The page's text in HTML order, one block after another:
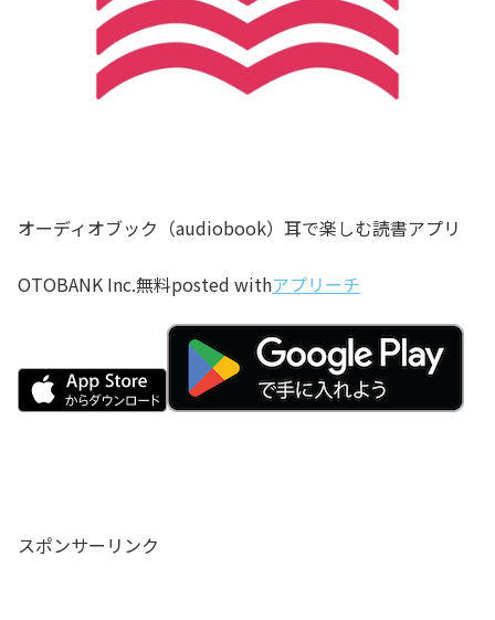
オーディオブック（audiobook）耳で楽しむ読書アプリ
OTOBANK Inc.無料posted withアプリーチ
スポンサーリンク